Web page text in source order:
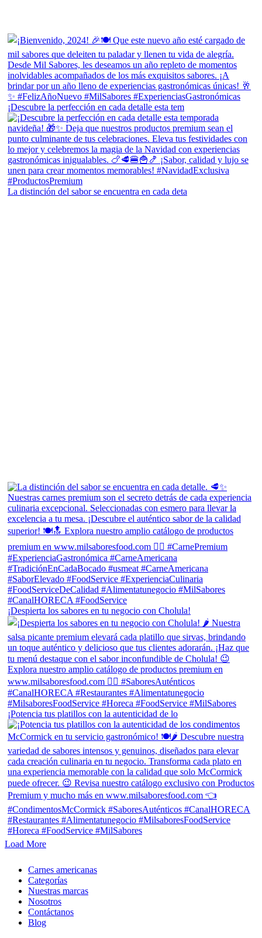
¡Descubre la perfección en cada detalle esta tem
La distinción del sabor se encuentra en cada deta
¡Despierta los sabores en tu negocio con Cholula!
¡Potencia tus platillos con la autenticidad de lo
Load More
Close
Menu
Carnes americanas
Categorías
Nuestras marcas
Nosotros
Contáctanos
Blog